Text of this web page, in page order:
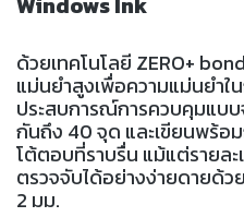
ด้วยเทคโนโลยี ZERO+
แม่นยำสูงเพื่อความแม่นยำใ
ประสบการณ์การควบคุมแบ
กันถึง 40 จุด และเขียนพร้อ
โต้ตอบที่ราบรื่น แม้แต่รายล
ตรวจจับได้อย่างง่ายดายด้
2 มม.